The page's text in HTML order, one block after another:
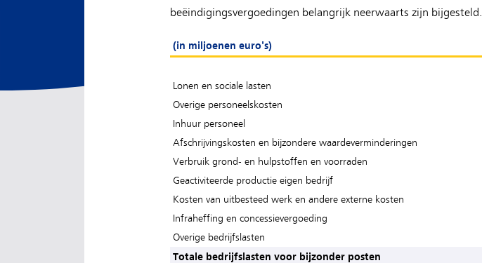
beëindigingsvergoedingen belangrijk neerwaarts zijn bijgesteld.
(in miljoenen euro's)
Lonen en sociale lasten
Overige personeelskosten
Inhuur personeel
Afschrijvingskosten en bijzondere waardeverminderingen
Verbruik grond- en hulpstoffen en voorraden
Geactiviteerde productie eigen bedrijf
Kosten van uitbesteed werk en andere externe kosten
Infraheffing en concessievergoeding
Overige bedrijfslasten
Totale bedrijfslasten voor bijzonder posten